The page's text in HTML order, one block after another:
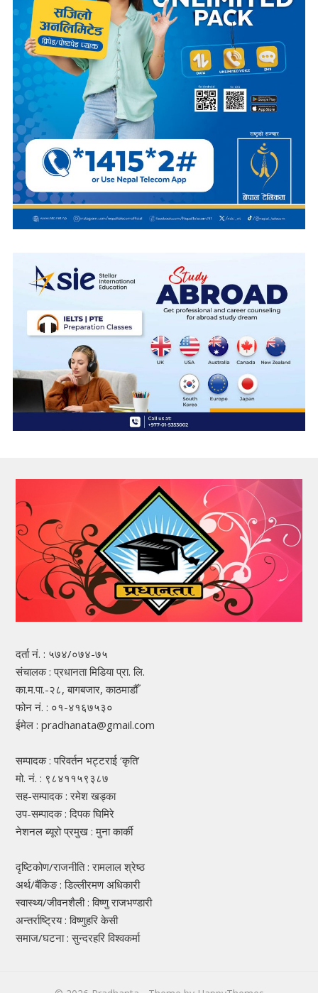
दर्ता नं. : ५७४/०७४-७५
संचालक : प्रधानता मिडिया प्रा. लि.
का.म.पा.-२८, बागबजार, काठमाडौँ
फोन नं. : ०१-४१६७५३०
ईमेल : pradhanata@gmail.com
सम्पादक : परिवर्तन भट्टराई ‘कृति’
मो. नं. : ९८४११५९३८७
सह-सम्पादक : रमेश खड्का
उप-सम्पादक : दिपक घिमिरे
नेशनल ब्यूरो प्रमुख : मुना कार्की
दृष्टिकोण/राजनीति : रामलाल श्रेष्ठ
अर्थ/बैंकिङ : डिल्लीरमण अधिकारी
स्वास्थ्य/जीवनशैली : विष्णु राजभण्डारी
अन्तर्राष्ट्रिय : विष्णुहरि केसी
समाज/घटना : सुन्दरहरि विश्वकर्मा